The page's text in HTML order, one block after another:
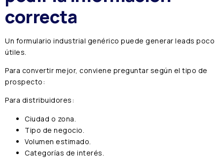
correcta
Un formulario industrial genérico puede generar leads poco
útiles.
Para convertir mejor, conviene preguntar según el tipo de
prospecto:
Para distribuidores:
Ciudad o zona.
Tipo de negocio.
Volumen estimado.
Categorías de interés.